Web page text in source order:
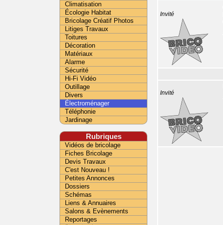
Invité
Invité
Climatisation
Écologie Habitat
Bricolage Créatif Photos
Litiges Travaux
Toitures
Décoration
Matériaux
Alarme
Sécurité
Hi-Fi Vidéo
Outillage
Divers
Électroménager
Téléphonie
Jardinage
Rubriques
Vidéos de bricolage
Fiches Bricolage
Devis Travaux
C'est Nouveau !
Petites Annonces
Dossiers
Schémas
Liens & Annuaires
Salons & Evènements
Reportages